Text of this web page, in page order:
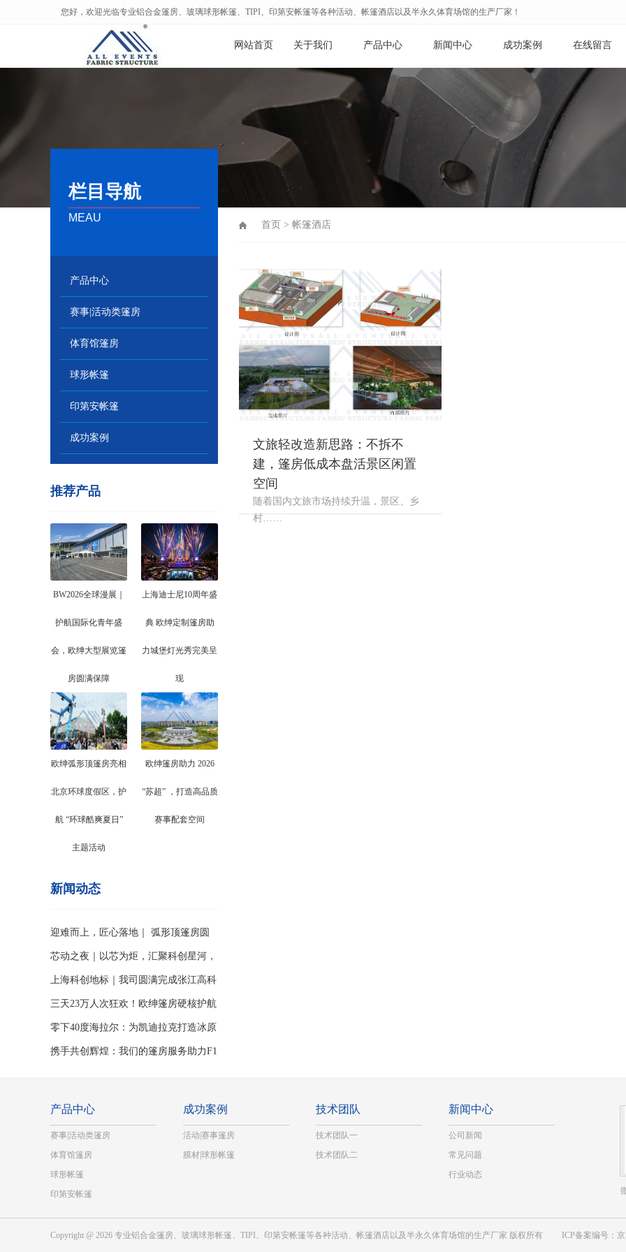
您好，欢迎光临专业铝合金篷房、玻璃球形帐篷、TIPI、印第安帐篷等各种活动、帐篷酒店以及半永久体育场馆的生产厂家！
网站首页 关于我们 产品中心 新闻中心 成功案例 在线留言
栏目导航
MEAU
产品中心
赛事|活动类篷房
体育馆篷房
球形帐篷
印第安帐篷
成功案例
推荐产品
BW2026全球漫展｜
护航国际化青年盛
会，欧绅大型展览篷
房圆满保障
上海迪士尼10周年盛
典 欧绅定制篷房助
力城堡灯光秀完美呈
现
欧绅弧形顶篷房亮相
北京环球度假区，护
航 “环球酷爽夏日”
主题活动
欧绅篷房助力 2026
“苏超” ，打造高品质
赛事配套空间
新闻动态
迎难而上，匠心落地｜ 弧形顶篷房圆
满护航上海浦东活动
芯动之夜｜以芯为炬，汇聚科创星河，
篷房筑就盛会新场景
上海科创地标｜我司圆满完成张江高科
陈列馆全透明弧形篷房建设
三天23万人次狂欢！欧绅篷房硬核护航
2026 F1 上海大奖赛及格子旗嘉年华
零下40度海拉尔：为凯迪拉克打造冰原
上的“极境球形篷房空间”
携手共创辉煌：我们的篷房服务助力F1
首页 > 帐篷酒店
文旅轻改造新思路：不拆不
建，篷房低成本盘活景区闲置
空间
随着国内文旅市场持续升温，景区、乡
村……
产品中心
赛事|活动类篷房
体育馆篷房
球形帐篷
印第安帐篷
成功案例
活动|赛事篷房
膜材|球形帐篷
技术团队
技术团队一
技术团队二
新闻中心
公司新闻
常见问题
行业动态
Copyright @ 2026 专业铝合金篷房、玻璃球形帐篷、TIPI、印第安帐篷等各种活动、帐篷酒店以及半永久体育场馆的生产厂家 版权所有 ICP备案编号：